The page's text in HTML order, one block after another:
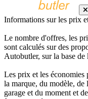
Informations sur les prix
Le nombre d'offres, les
sont calculés sur des
Autobutler, sur la base
Les prix et les
la marque, du modèle, de
garage et du moment et